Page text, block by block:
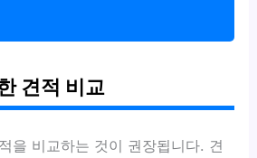
견적 비교
을 비교하는 것이 권장됩니다. 견